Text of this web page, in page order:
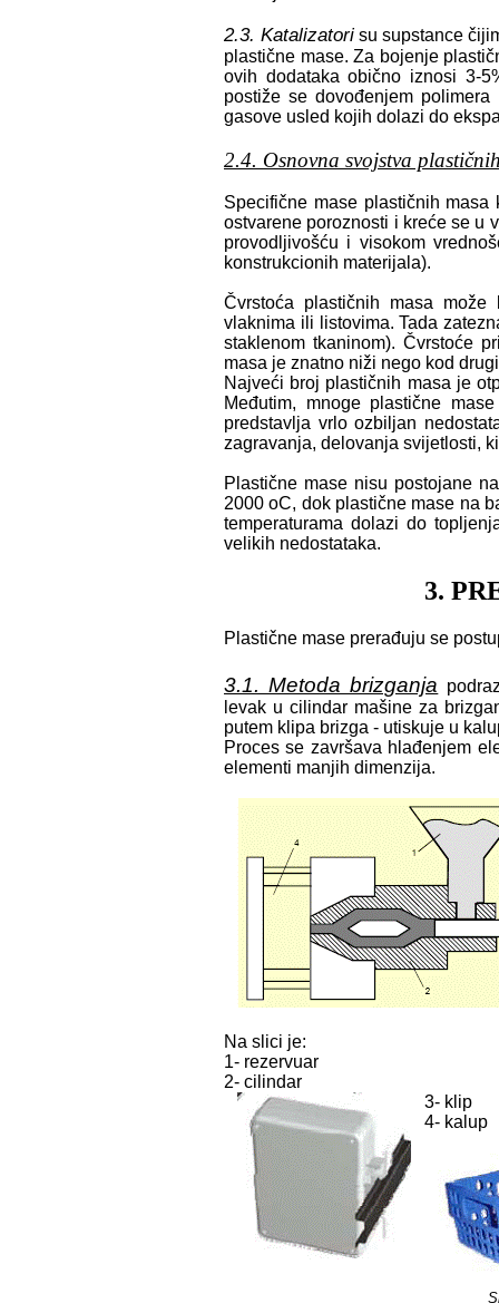
2.3. Katalizatori su supstance
plastične mase. Za bojenje
ovih dodataka obično iznosi 3-
postiže se dovođenjem
gasove usled kojih dolazi do
2.4. Osnovna svojstva
Specifične mase plastičnih
ostvarene poroznosti i kreće se u
provodljivošću i visokom
konstrukcionih materijala).
Čvrstoća plastičnih masa
vlaknima ili listovima. Tada
staklenom tkaninom). Čvrstoće
masa je znatno niži nego kod
Najveći broj plastičnih masa je
Međutim, mnoge plastične
predstavlja vrlo ozbiljan
zagravanja, delovanja svijetlosti,
Plastične mase nisu postojane
2000 oC, dok plastične mase na
temperaturama dolazi do
velikih nedostataka.
3.
Plastične mase prerađuju se
3.1. Metoda brizganja
levak u cilindar mašine za
putem klipa brizga - utiskuje u
Proces se završava hlađenjem
elementi manjih dimenzija.
Na slici je:
1- rezervuar
2- cilindar
3- klip
4- kalup